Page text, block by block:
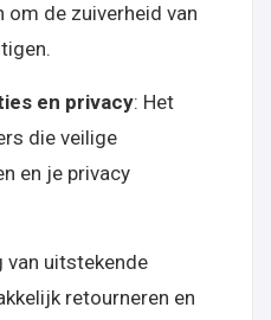
om de zuiverheid van
en privacy: Het
die veilige
en je privacy
van uitstekende
retourneren en